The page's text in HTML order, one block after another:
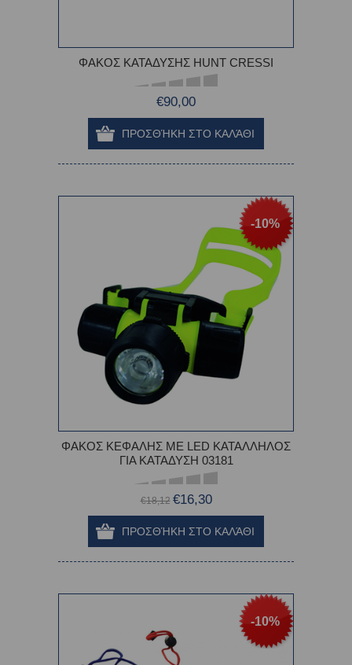
ΦΑΚΟΣ ΚΑΤΑΔΥΣΗΣ HUNT CRESSI
€90,00
-10%
ΦΑΚΟΣ ΚΕΦΑΛΗΣ ΜΕ LED ΚΑΤΑΛΛΗΛΟΣ
ΓΙΑ ΚΑΤΑΔΥΣΗ 03181
€18,12 €16,30
-10%